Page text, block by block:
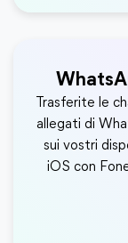
Trasferite le
allegati di
sui vostri
iOS con